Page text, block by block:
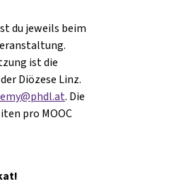
du jeweils beim
ist die
Diözese Linz.
. Die
pro MOOC